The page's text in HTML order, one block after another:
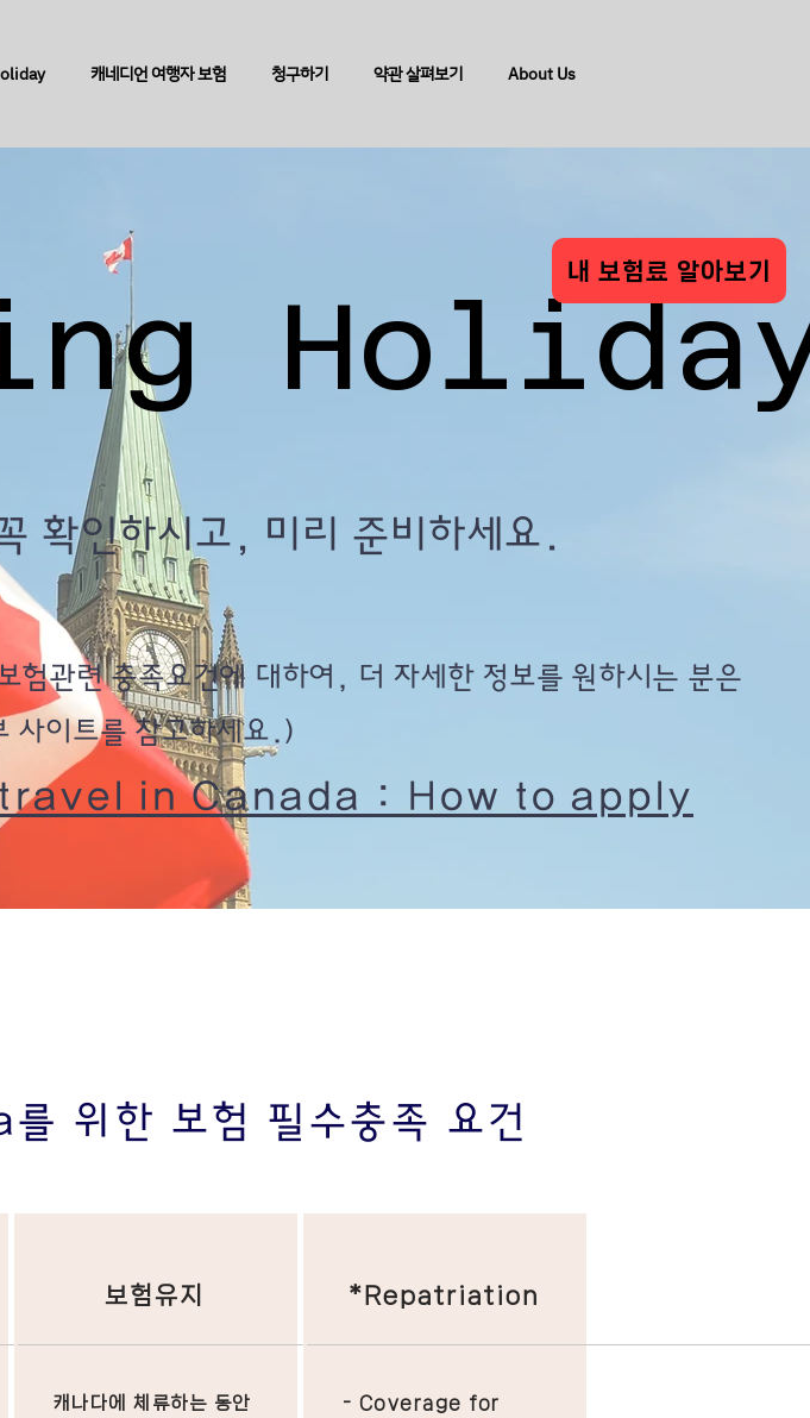
내 보험료 알아보기
캐네디언 여행자 보험 청구하기 약관 살펴보기 About Us
확인하시고, 미리 준비하세요.
험관련 충족요건에 대하여, 더 자세한 정보를 원하시는 분은
사이트를 참고하세요.)
in Canada : How to apply
한 보험 필수충족 요건
보험유지
캐나다에 체류하는 동안
*Repatriation
- Coverage for